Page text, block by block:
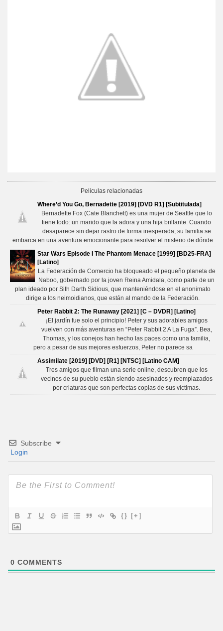
Peliculas relacionadas
Where’d You Go, Bernadette [2019] [DVD R1] [Subtitulada]
Bernadette Fox (Cate Blanchett) es una mujer de Seattle que lo
tiene todo: un marido que la adora y una hija brillante. Cuando
desaparece sin dejar rastro de forma inesperada, su familia se
embarca en una aventura emocionante para resolver el misterio de dónde
Star Wars Episode I The Phantom Menace [1999] [BD25-FRA]
[Latino]
La Federación de Comercio ha bloqueado el pequeño planeta de
Naboo, gobernado por la joven Reina Amidala, como parte de un
plan ideado por Sith Darth Sidious, que manteniéndose en el anonimato
dirige a los neimoidianos, que están al mando de la Federación.
Peter Rabbit 2: The Runaway [2021] [C – DVDR] [Latino]
¡El jardín fue solo el principio! Peter y sus adorables amigos
vuelven con más aventuras en “Peter Rabbit 2 A La Fuga”. Bea,
Thomas, y los conejos han hecho las paces como una familia,
pero a pesar de sus mejores esfuerzos, Peter no parece sa
Assimilate [2019] [DVD] [R1] [NTSC] [Latino CAM]
Tres amigos que filman una serie online, descubren que los
vecinos de su pueblo están siendo asesinados y reemplazados
por criaturas que son perfectas copias de sus víctimas.
Subscribe
Login
{} [+]
0 COMMENTS